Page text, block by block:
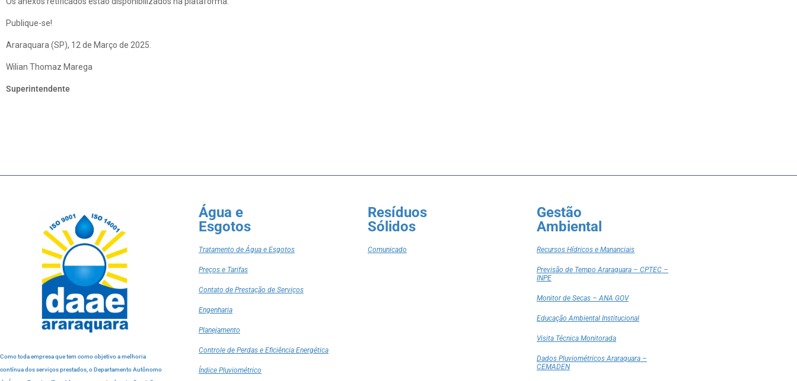
Publique-se!
Araraquara (SP), 12 de Março de 2025.
Wilian Thomaz Marega
Superintendente
Como toda empresa que tem como objetivo a melhoria
contínua dos serviços prestados, o Departamento Autônomo
Água e
Esgotos
Tratamento de Água e Esgotos
Preços e Tarifas
Contato de Prestação de Serviços
Engenharia
Planejamento
Controle de Perdas e Eficiência Energética
Índice Pluviométrico
Resíduos
Sólidos
Comunicado
Gestão
Ambiental
Recursos Hídricos e Mananciais
Previsão de Tempo Araraquara – CPTEC –
INPE
Monitor de Secas – ANA GOV
Educação Ambiental Institucional
Visita Técnica Monitorada
Dados Pluviométricos Araraquara –
CEMADEN